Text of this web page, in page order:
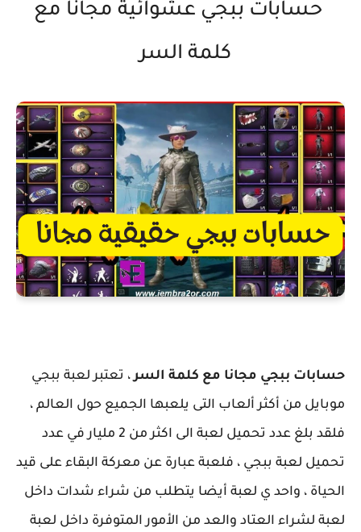
حسابات ببجي عشوائية مجاناً مع
كلمة السر
حسابات ببجي مجانا مع كلمة السر، تعتبر لعبة ببجي
موبايل من أكثر ألعاب التى يلعبها الجميع حول العالم ،
فلقد بلغ عدد تحميل لعبة الى اكثر من 2 مليار في عدد
تحميل لعبة ببجي ، فلعبة عبارة عن معركة البقاء على قيد
الحياة ، واحد ي لعبة أيضا يتطلب من شراء شدات داخل
لعبة لشراء العتاد والعد من الأمور المتوفرة داخل لعبة